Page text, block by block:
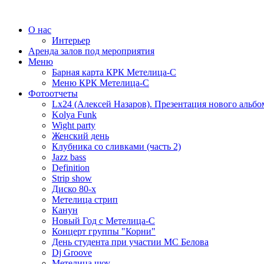
О нас
Интерьер
Аренда залов под мероприятия
Меню
Барная карта КРК Метелица-С
Меню КРК Метелица-С
Фотоотчеты
Lx24 (Алексей Назаров). Презентация нового
Kolya Funk
Wight party
Женский день
Клубника со сливками (часть 2)
Jazz bass
Definition
Strip show
Диско 80-х
Метелица стрип
Канун
Новый Год с Метелица-С
Концерт группы "Корни"
День студента при участии МС Белова
Dj Groove